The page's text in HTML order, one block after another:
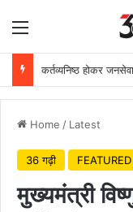
Menu
Home / Latest
36 गढ़ी FEATURED
मुख्यमंत्री